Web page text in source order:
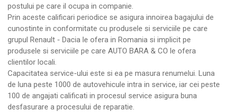
postului pe care il ocupa in companie.
Prin aceste calificari periodice se asigura innoirea bagajului de
cunostinte in conformitate cu produsele si serviciile pe care
grupul Renault - Dacia le ofera in Romania si implicit pe
produsele si serviciile pe care AUTO BARA & CO le ofera
clientilor locali.
Capacitatea service-ului este si ea pe masura renumelui. Luna
de luna peste 1000 de autovehicule intra in service, iar cei peste
100 de angajati calificati in procesul service asigura buna
desfasurare a procesului de reparatie.